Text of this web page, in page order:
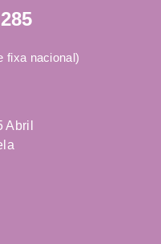
fixa nacional)
Abril